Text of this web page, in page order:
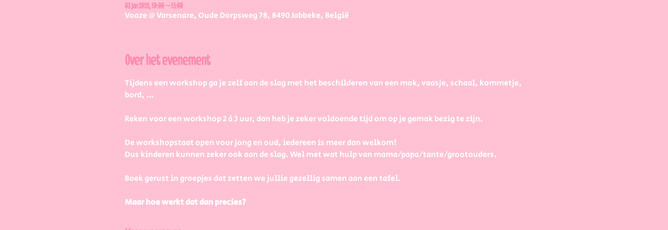
03 jan 2026, 10:00 – 13:00
Voaze @ Varsenare, Oude Dorpsweg 78, 8490 Jabbeke, België
Over het evenement
Tijdens een workshop ga je zelf aan de slag met het beschilderen van een mok, vaasje, schaal, kommetje,
bord, ...
Reken voor een workshop 2 à 3 uur, dan heb je zeker voldoende tijd om op je gemak bezig te zijn.
De workshopstaat open voor jong en oud, iedereen is meer dan welkom!
Dus kinderen kunnen zeker ook aan de slag. Wel met wat hulp van mama/papa/tante/grootouders.
Boek gerust in groepjes dat zetten we jullie gezellig samen aan een tafel.
Maar hoe werkt dat dan precies?